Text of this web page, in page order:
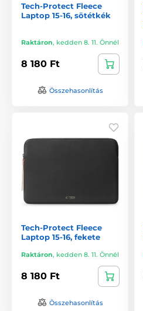
Tech-Protect Fleece
Laptop 15-16, sötétkék
Raktáron, kedden 8. 11. Önnél
8 180 Ft
Összehasonlítás
Tech-Protect Fleece
Laptop 15-16, fekete
Raktáron, kedden 8. 11. Önnél
8 180 Ft
Összehasonlítás